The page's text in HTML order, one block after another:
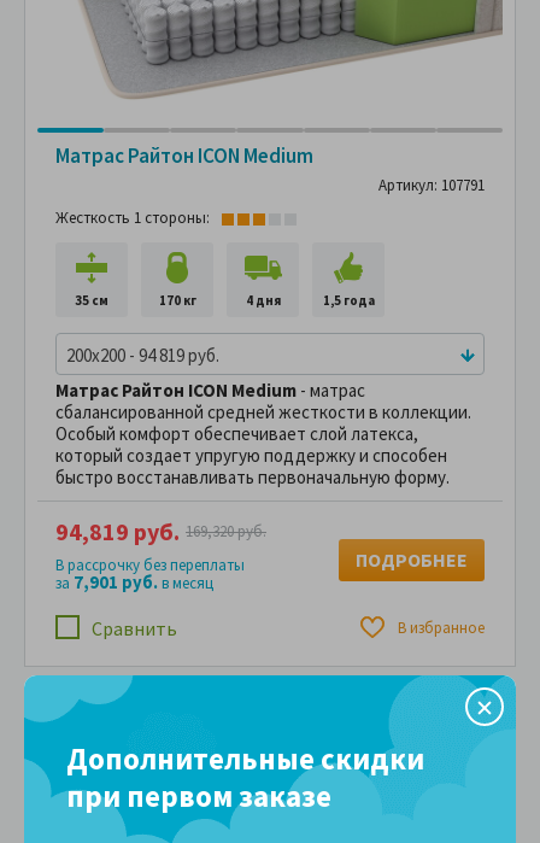
Матрас Райтон ICON Medium
Артикул: 107791
Жесткость 1 стороны:
35 см 170 кг 4 дня 1,5 года
200x200 - 94 819 руб.
Матрас Райтон ICON Medium - матрас
сбалансированной средней жесткости в коллекции.
Особый комфорт обеспечивает слой латекса,
который создает упругую поддержку и способен
быстро восстанавливать первоначальную форму.
Сравнить В избранное
94,819 руб. 169,320 руб.
В рассрочку без переплаты
за 7,901 руб.в месяц
ПОДРОБНЕЕ
Две подушки
в подарок
-25%
Дополнительные скидки
при первом заказе